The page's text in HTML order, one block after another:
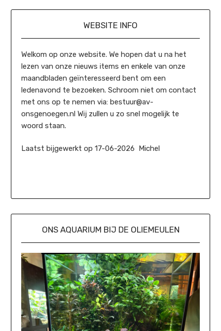
WEBSITE INFO
Welkom op onze website. We hopen dat u na het
lezen van onze nieuws items en enkele van onze
maandbladen geïnteresseerd bent om een
ledenavond te bezoeken. Schroom niet om contact
met ons op te nemen via: bestuur@av-
onsgenoegen.nl Wij zullen u zo snel mogelijk te
woord staan.
Laatst bijgewerkt op 17-06-2026 Michel
ONS AQUARIUM BIJ DE OLIEMEULEN